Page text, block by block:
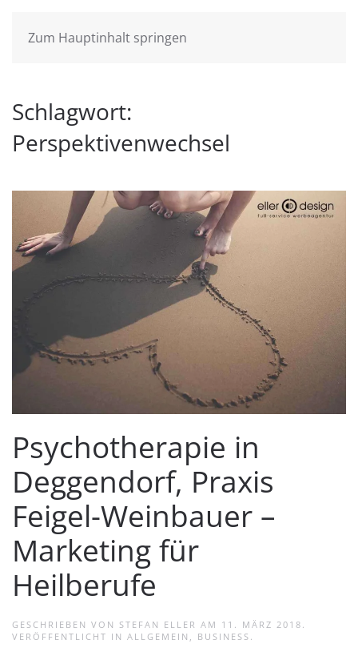
Zum Hauptinhalt springen
Schlagwort:
Perspektivenwechsel
Psychotherapie in
Deggendorf, Praxis
Feigel-Weinbauer –
Marketing für
Heilberufe
GESCHRIEBEN VON STEFAN ELLER AM 11. MÄRZ 2018
VERÖFFENTLICHT IN ALLGEMEIN BUSINESS